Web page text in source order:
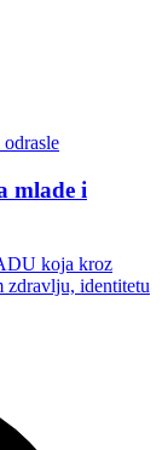
mlade i
koja kroz
zdravlju, identitetu